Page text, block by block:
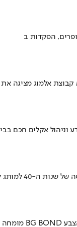
וניהול אקלים חכם